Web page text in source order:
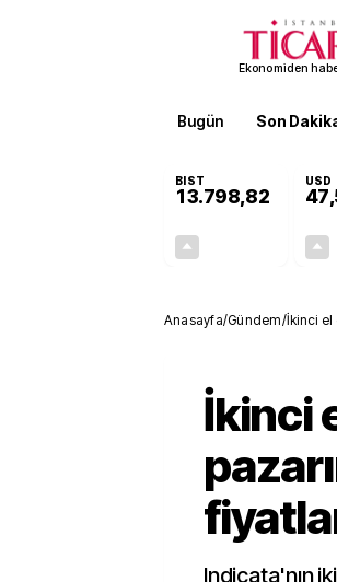
Ekonomiden
Bugün Son
BIST
13.798,82
USD
Anasayfa/Gündem/İkinci el
İkinci
Indicata'nın